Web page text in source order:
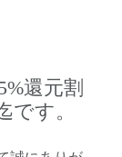
還元割
です。